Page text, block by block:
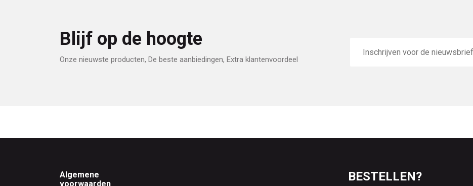
Blijf op de hoogte
Onze nieuwste producten, De beste aanbiedingen, Extra klantenvoordeel
mailadres
Footer
Algemene
voorwaarden
BESTELLEN?